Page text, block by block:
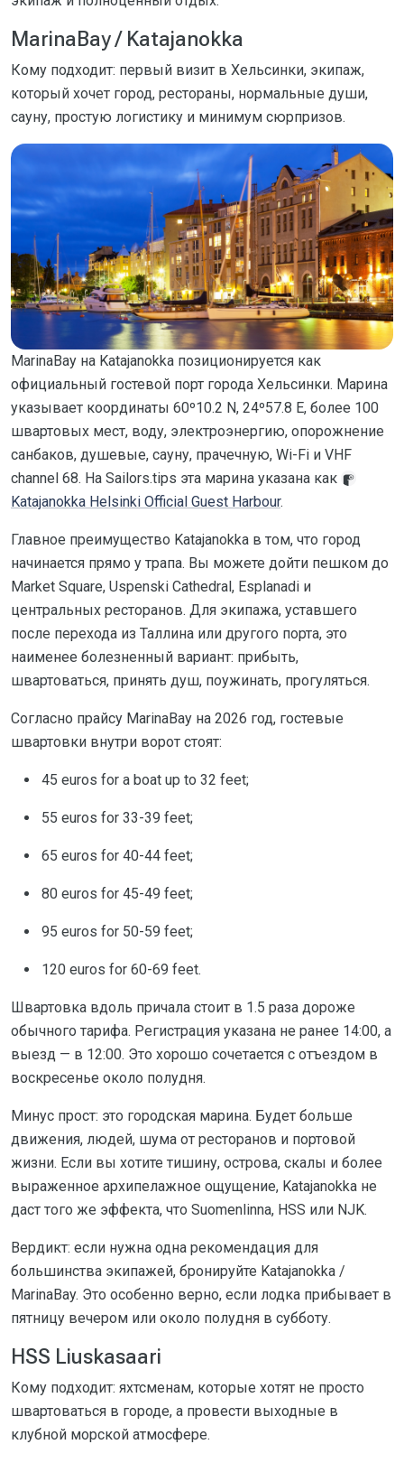
MarinaBay / Katajanokka
Кому подходит: первый визит в Хельсинки, экипаж,
который хочет город, рестораны, нормальные души,
сауну, простую логистику и минимум сюрпризов.
MarinaBay на Katajanokka позиционируется как
официальный гостевой порт города Хельсинки. Марина
указывает координаты 60º10.2 N, 24º57.8 E, более 100
швартовых мест, воду, электроэнергию, опорожнение
санбаков, душевые, сауну, прачечную, Wi-Fi и VHF
channel 68. На Sailors.tips эта марина указана как
Katajanokka Helsinki Official Guest Harbour.
Главное преимущество Katajanokka в том, что город
начинается прямо у трапа. Вы можете дойти пешком до
Market Square, Uspenski Cathedral, Esplanadi и
центральных ресторанов. Для экипажа, уставшего
после перехода из Таллина или другого порта, это
наименее болезненный вариант: прибыть,
швартоваться, принять душ, поужинать, прогуляться.
Согласно прайсу MarinaBay на 2026 год, гостевые
швартовки внутри ворот стоят:
45 euros for a boat up to 32 feet;
55 euros for 33-39 feet;
65 euros for 40-44 feet;
80 euros for 45-49 feet;
95 euros for 50-59 feet;
120 euros for 60-69 feet.
Швартовка вдоль причала стоит в 1.5 раза дороже
обычного тарифа. Регистрация указана не ранее 14:00, а
выезд — в 12:00. Это хорошо сочетается с отъездом в
воскресенье около полудня.
Минус прост: это городская марина. Будет больше
движения, людей, шума от ресторанов и портовой
жизни. Если вы хотите тишину, острова, скалы и более
выраженное архипелажное ощущение, Katajanokka не
даст того же эффекта, что Suomenlinna, HSS или NJK.
Вердикт: если нужна одна рекомендация для
большинства экипажей, бронируйте Katajanokka /
MarinaBay. Это особенно верно, если лодка прибывает в
пятницу вечером или около полудня в субботу.
HSS Liuskasaari
Кому подходит: яхтсменам, которые хотят не просто
швартоваться в городе, а провести выходные в
клубной морской атмосфере.